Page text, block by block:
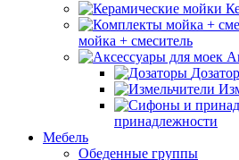
мойка + смеситель
принадлежности
Мебель
Обеденные группы